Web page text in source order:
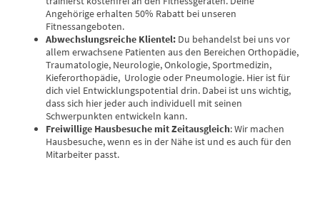
Angehörige erhalten 50% Rabatt bei unseren
Fitnessangeboten.
Abwechslungsreiche Klientel: Du behandelst bei uns vor
allem erwachsene Patienten aus den Bereichen Orthopädie,
Traumatologie, Neurologie, Onkologie, Sportmedizin,
Kieferorthopädie, Urologie oder Pneumologie. Hier ist für
dich viel Entwicklungspotential drin. Dabei ist uns wichtig,
dass sich hier jeder auch individuell mit seinen
Schwerpunkten entwickeln kann.
Freiwillige Hausbesuche mit Zeitausgleich: Wir machen
Hausbesuche, wenn es in der Nähe ist und es auch für den
Mitarbeiter passt.